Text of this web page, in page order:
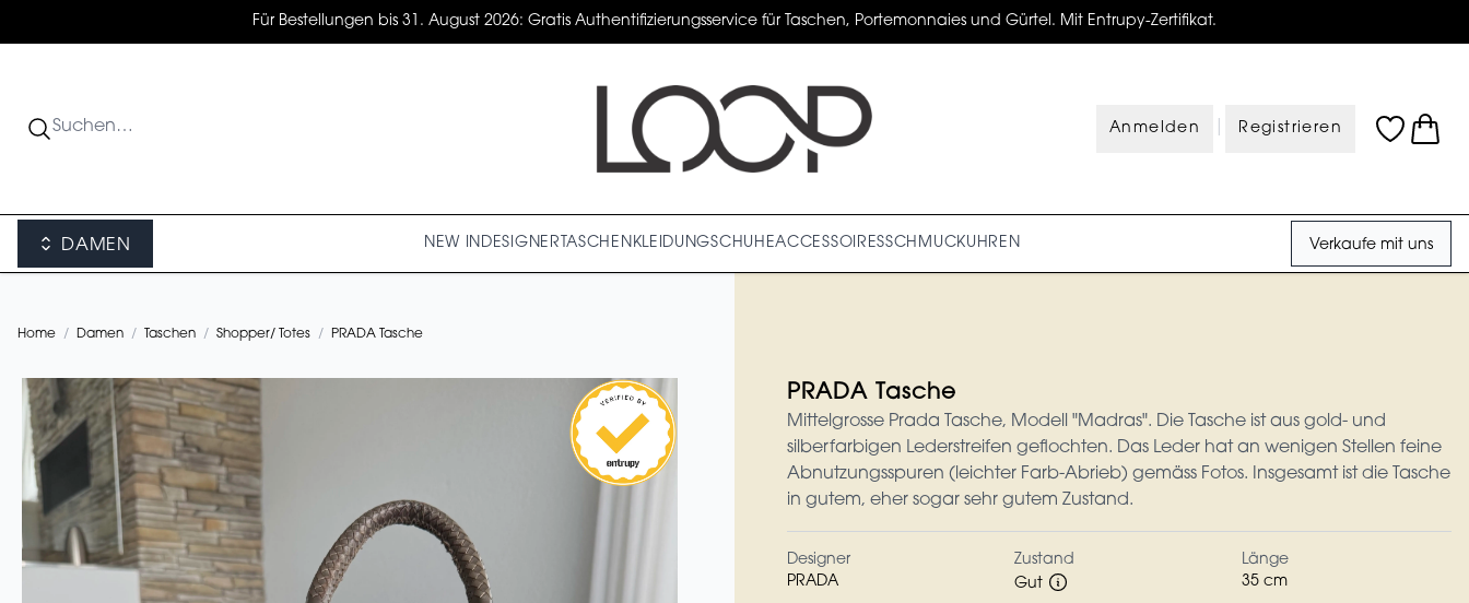
Für Bestellungen bis 31. August 2026: Gratis Authentifizierungsservice für Taschen, Portemonnaies und Gürtel. Mit Entrupy-Zertifikat.
Anmelden Registrieren
DAMEN NEW INDESIGNER TASCHENKLEIDUNGSCHUHEACCESSOIRESSCHMUCKUHREN Verkaufe mit uns
Home / Damen / Taschen / Shopper/ Totes / PRADA Tasche
PRADA Tasche
Mittelgrosse Prada Tasche, Modell "Madras". Die Tasche ist aus gold- und
silberfarbigen Lederstreifen geflochten. Das Leder hat an wenigen Stellen feine
Abnutzungsspuren (leichter Farb-Abrieb) gemäss Fotos. Insgesamt ist die Tasche
in gutem, eher sogar sehr gutem Zustand.
Designer
PRADA
Zustand
Gut
Länge
35 cm